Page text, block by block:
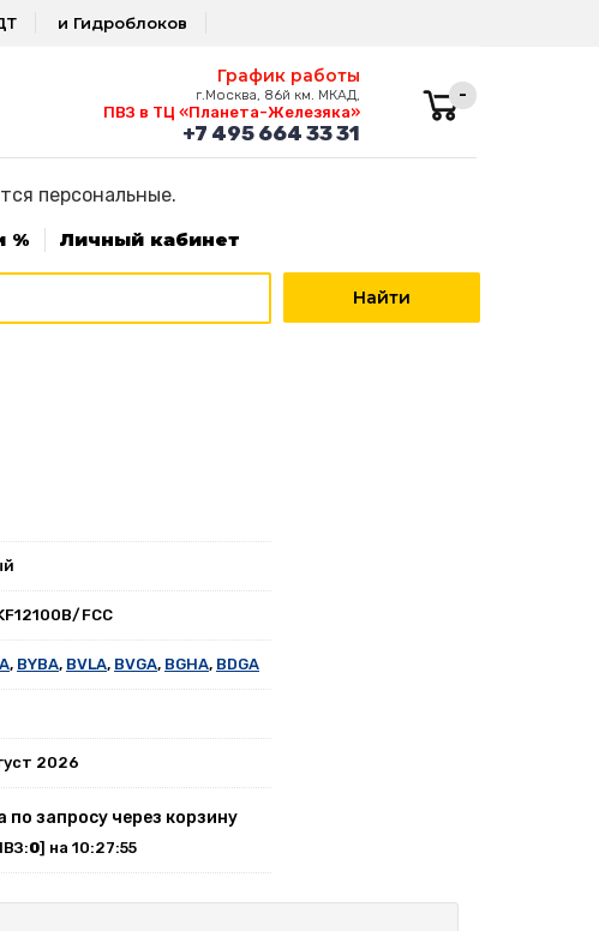
и Гидроблоков
График работы
г.Москва, 86й км. МКАД,
ПВЗ в ТЦ «Планета-Железяка»
+7 495 664 33 31
-
персональные.
% Личный кабинет
FCC
, BYBA, BVLA, BVGA, BGHA, BDGA
2026
по запросу через корзину
0] на 10:27:55